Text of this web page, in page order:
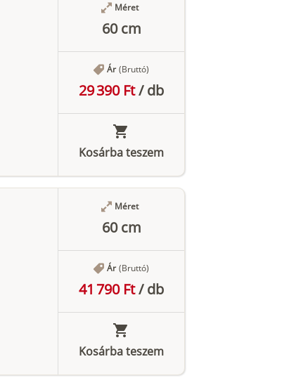
Méret
60 cm
Ár (Bruttó)
29 390 Ft/db
Kosárba teszem
Méret
60 cm
Ár (Bruttó)
41 790 Ft/db
Kosárba teszem